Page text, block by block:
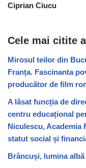
Ciprian Ciucu
Cele mai citite
Mirosul teilor din
Franța. Fascinanta
producător de film
A lăsat funcția de
centru educațional
Niculescu, Academia
statut social și
Brâncuși, lumina